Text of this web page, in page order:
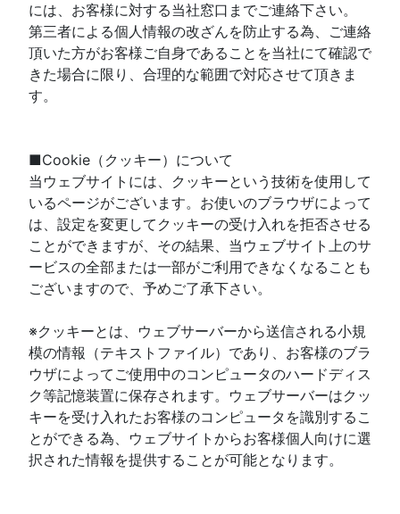
には、お客様に対する当社窓口までご連絡下さい。
第三者による個人情報の改ざんを防止する為、ご連絡
頂いた方がお客様ご自身であることを当社にて確認で
きた場合に限り、合理的な範囲で対応させて頂きま
す。
■Cookie（クッキー）について
当ウェブサイトには、クッキーという技術を使用して
いるページがございます。お使いのブラウザによって
は、設定を変更してクッキーの受け入れを拒否させる
ことができますが、その結果、当ウェブサイト上のサ
ービスの全部または一部がご利用できなくなることも
ございますので、予めご了承下さい。
※クッキーとは、ウェブサーバーから送信される小規
模の情報（テキストファイル）であり、お客様のブラ
ウザによってご使用中のコンピュータのハードディス
ク等記憶装置に保存されます。ウェブサーバーはクッ
キーを受け入れたお客様のコンピュータを識別するこ
とができる為、ウェブサイトからお客様個人向けに選
択された情報を提供することが可能となります。